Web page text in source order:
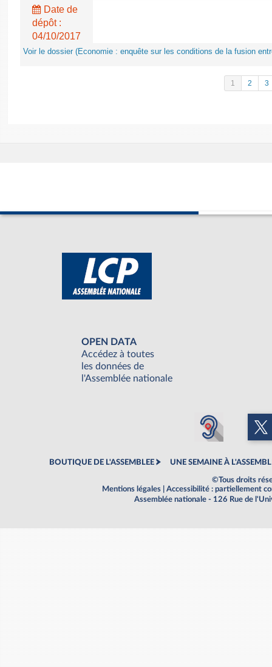
Date de
dépôt :
04/10/2017
Voir le dossier (Economie : enquête sur les conditions de la fusion
1 2 3
OPEN DATA
Accédez à toutes
les données de
l'Assemblée nationale
BOUTIQUE DE L'ASSEMBLEE UNE SEMAINE À
©Tous droits
Mentions légales
Accessibilité : partiellement
Assemblée nationale - 126 Rue de